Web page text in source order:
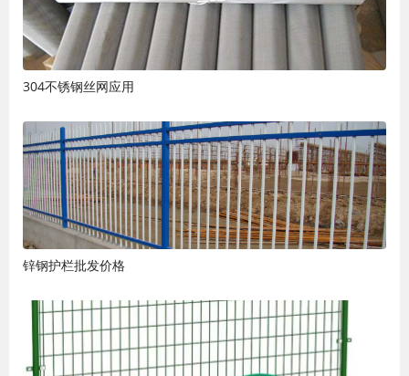
304不锈钢丝网应用
锌钢护栏批发价格